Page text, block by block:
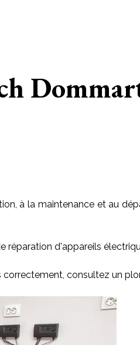
à la maintenance et au
réparation d'appareils
consultez un